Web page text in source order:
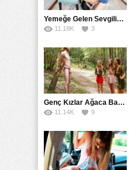
Yemeğe Gelen Sevgilisinin Arkadaşına Yarak Yedirdi
11.18K 3
Genç Kızlar Ağaca Bağlayarak Tecavüz Etmek İstediler
11.14K 9